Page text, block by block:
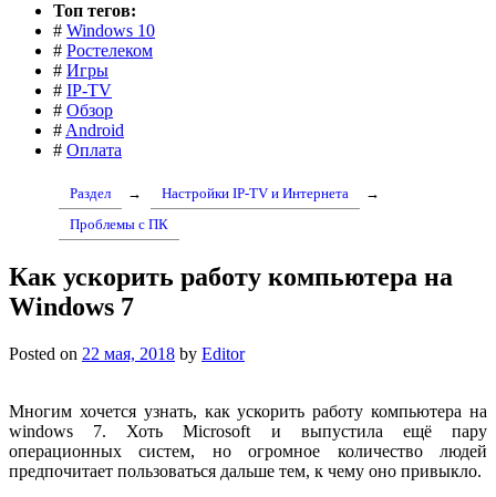
Toп тегов:
# Windows 10
# Ростелеком
# Игры
# IP-TV
# Обзор
# Android
# Оплата
Раздел → Настройки IP-TV и Интернета
→
Проблемы с ПК
Как ускорить работу компьютера на
Windows 7
Posted on 22 мая, 2018 by Editor
Многим хочется узнать, как ускорить работу компьютера на
windows 7. Хоть Microsoft и выпустила ещё пару
операционных систем, но огромное количество людей
предпочитает пользоваться дальше тем, к чему оно привыкло.